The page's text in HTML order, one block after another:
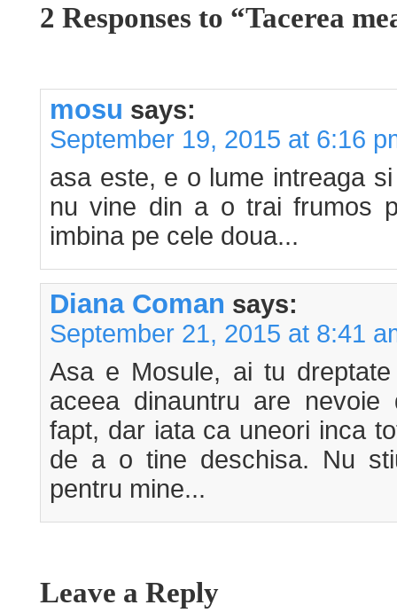
2 Responses to “Tacerea
mosu says:
September 19, 2015 at 6:16
asa este, e o lume intreaga
nu vine din a o trai frumos
imbina pe cele doua...
Diana Coman says:
September 21, 2015 at 8:41
Asa e Mosule, ai tu
aceea dinauntru are
fapt, dar iata ca uneori inca
de a o tine deschisa. Nu
pentru mine...
Leave a Reply